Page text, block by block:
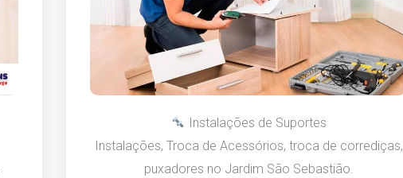
Instalações de Suportes
Instalações, Troca de Acessórios, troca de corrediças,
puxadores no Jardim São Sebastião.